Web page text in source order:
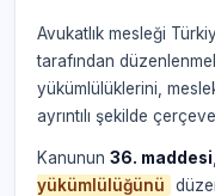
Avukatlık mesleği
tarafından
yükümlülüklerini,
ayrıntılı şekilde
Kanunun 36. maddesi
yükümlülüğünü